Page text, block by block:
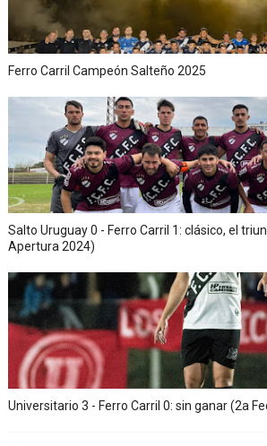
Ferro Carril Campeón Salteño 2025
Salto Uruguay 0 - Ferro Carril 1: clásico, el
Apertura 2024)
Universitario 3 - Ferro Carril 0: sin ganar (2a